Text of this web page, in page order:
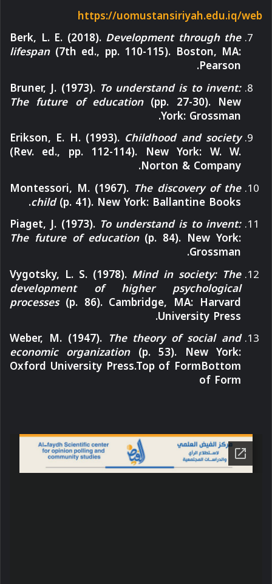
https://uomustansiriyah.edu.iq/web
Berk, L. E. (2018). Development through the
lifespan(7th ed., pp. 110-115). Boston, MA:
Pearson.
Bruner, J. (1973). To understand is to invent:
The future of education(pp. 27-30). New
York: Grossman.
Erikson, E. H. (1993). Childhood and society
(Rev. ed., pp. 112-114). New York: W. W.
Norton & Company.
Montessori, M. (1967). The discovery of the
child(p. 41). New York: Ballantine Books.
Piaget, J. (1973). To understand is to invent:
The future of education(p. 84). New York:
Grossman.
Vygotsky, L. S. (1978). Mind in society: The
development of higher psychological
processes(p. 86). Cambridge, MA: Harvard
University Press.
Weber, M. (1947). The theory of social and
economic organization(p. 53). New York:
Oxford University Press.Top of FormBottom
of Form